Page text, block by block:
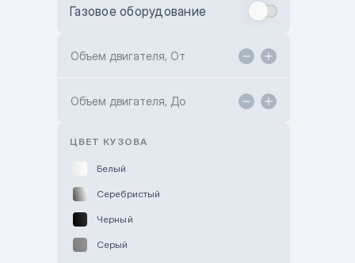
Toyota Kokshetau
Hyundai ShymCity
Газовое оборудование
Объем двигателя, От
Объем двигателя, До
ЦВЕТ КУЗОВА
Белый
Серебристый
Черный
Серый